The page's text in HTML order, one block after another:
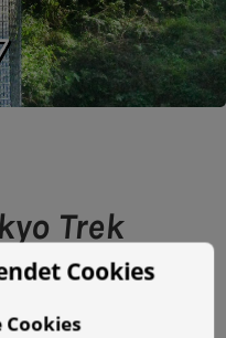
Trek
2011Cookies